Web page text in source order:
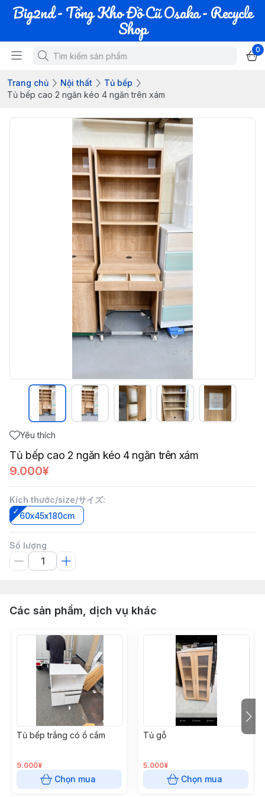
Big2nd - Tổng Kho Đồ Cũ Osaka - Recycle
Shop
0
Trang chủ Nội thất
Tủ bếp
Tủ bếp cao 2 ngăn kéo 4 ngăn trên xám
Yêu thích
Tủ bếp cao 2 ngăn kéo 4 ngăn trên xám
9.000¥
Kích thước/size/サイズ:
60x45x180cm
Số lượng
Các sản phẩm, dịch vụ khác
Tủ bếp trắng có ổ cắm
9.000¥
Chọn mua
Tủ gỗ
5.000¥
Chọn mua